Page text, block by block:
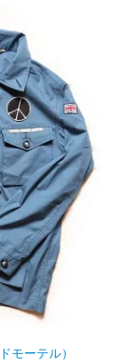
モーテル）